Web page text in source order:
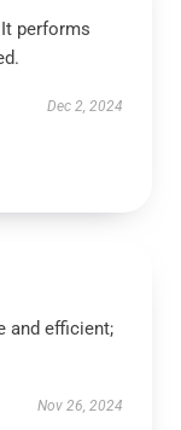
performs
Dec 2, 2024
and efficient;
Nov 26, 2024